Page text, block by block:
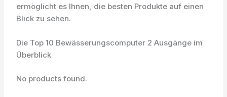
ermöglicht es Ihnen, die besten Produkte auf einen
Blick zu sehen.
Die Top 10 Bewässerungscomputer 2 Ausgänge im
Überblick
No products found.